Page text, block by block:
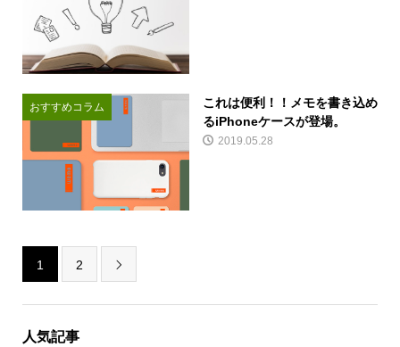
おすすめコラム
これは便利！！メモを書き込め
るiPhoneケースが登場。
2019.05.28
1 2 
人気記事